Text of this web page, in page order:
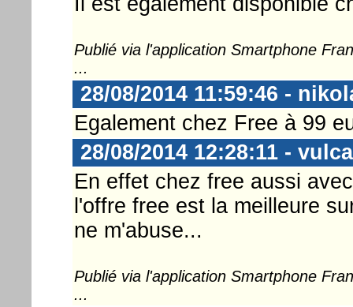
Publié via l'application Smartphone
...
28/08/2014 11:59:46 -
Egalement chez Free à 99
28/08/2014 12:28:11 -
En effet chez free aussi
l'offre free est la meilleure
ne m'abuse...
Publié via l'application Smartphone
...